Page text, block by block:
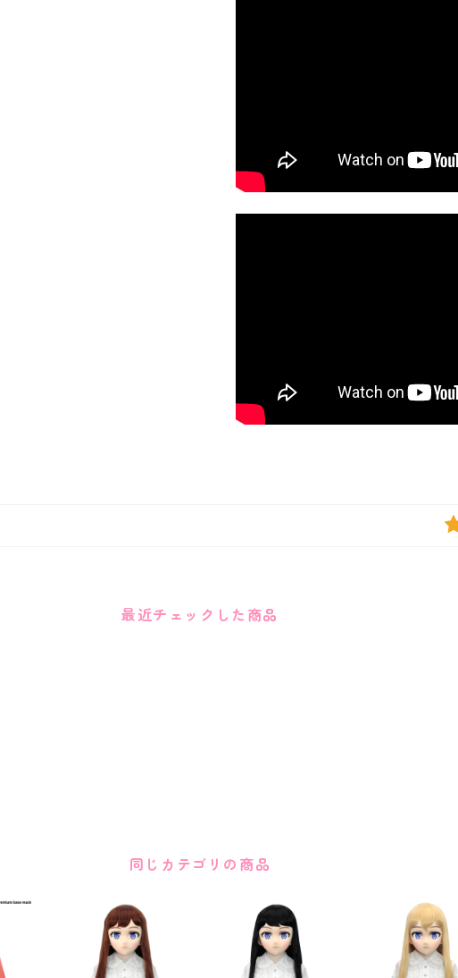
最近チェックした商品
同じカテゴリの商品